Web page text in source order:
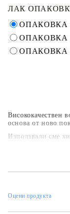
Висококачествен
основа от ново
Използвали сме
ЛАК
ОПАКОВКА
ОПАКОВКА
ОПАКОВКА
Оцени продукта